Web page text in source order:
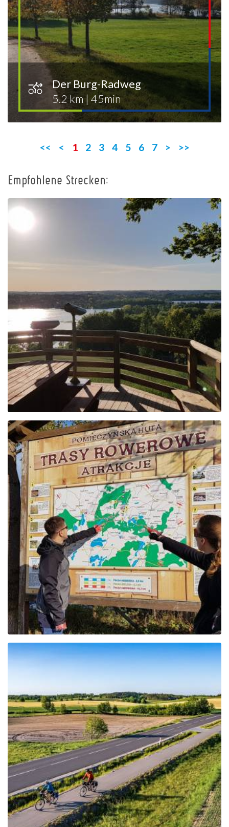
Der Burg-Radweg
5.2 km |45min
<< < 1 2 3 4 5 6 7 > >>
Empfohlene Strecken:
Den Gesichtspunkten
der kaschubischen
Schweiz folgen
Der rote Pomieczyno-
Radweg
Die Kaschubische
Schweiz-Schleife